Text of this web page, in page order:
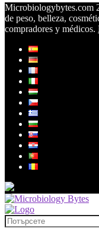
Microbiologybytes.com
de peso, belleza,
compradores y médicos.